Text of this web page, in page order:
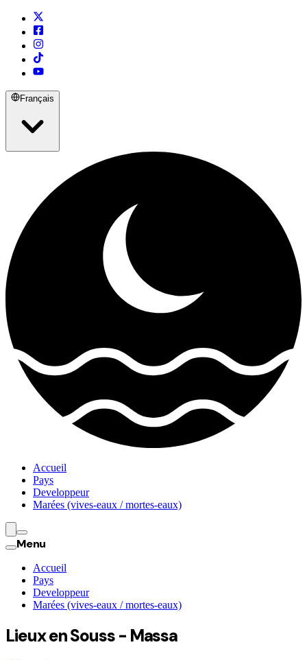
Français
Accueil
Pays
Developpeur
Marées (vives-eaux / mortes-eaux)
Menu
Accueil
Pays
Developpeur
Marées (vives-eaux / mortes-eaux)
Lieux en Souss - Massa